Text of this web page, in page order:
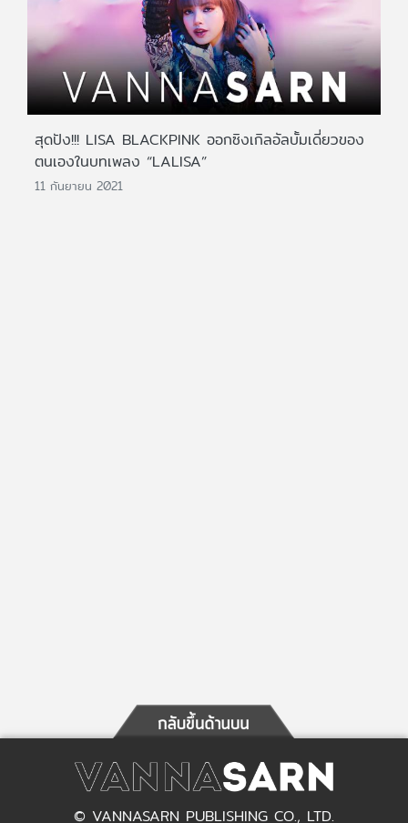
สุดปัง!!! LISA BLACKPINK ออกซิงเกิลอัลบั้มเดี่ยวของ
ตนเองในบทเพลง “LALISA”
11 กันยายน 2021
© VANNASARN PUBLISHING CO., LTD.